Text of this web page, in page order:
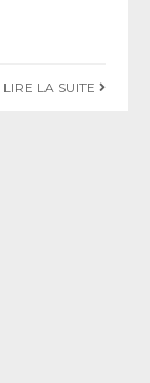
LIRE LA SUITE